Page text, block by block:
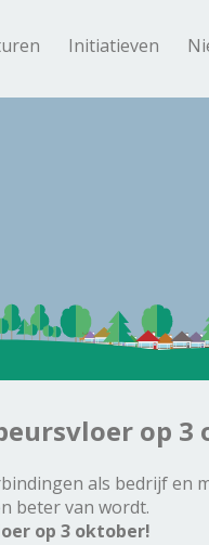
Initiatieven
op 3
als bedrijf en
beter van wordt.
op 3 oktober!